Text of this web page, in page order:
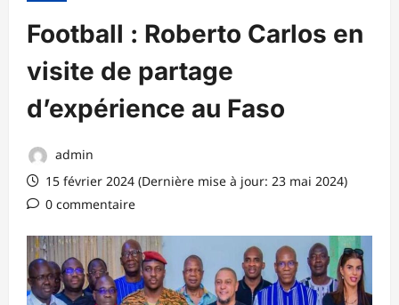
Football : Roberto Carlos en
visite de partage
d’expérience au Faso
admin
15 février 2024 (Dernière mise à jour: 23 mai 2024)
0 commentaire